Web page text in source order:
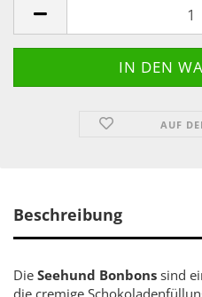
AUF
Beschreibung
Die Seehund Bonbons sind
die cremige